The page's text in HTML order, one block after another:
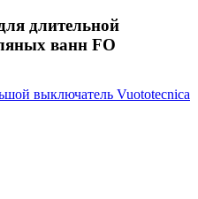
длительной
ванн FO